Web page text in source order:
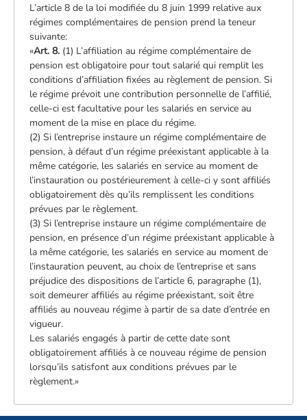
L’article 8 de la loi modifiée du 8 juin 1999 relative aux
régimes complémentaires de pension prend la teneur
suivante:
«Art. 8. (1) L’affiliation au régime complémentaire de
pension est obligatoire pour tout salarié qui remplit les
conditions d’affiliation fixées au règlement de pension. Si
le régime prévoit une contribution personnelle de l’affilié,
celle-ci est facultative pour les salariés en service au
moment de la mise en place du régime.
(2) Si l’entreprise instaure un régime complémentaire de
pension, à défaut d’un régime préexistant applicable à la
même catégorie, les salariés en service au moment de
l’instauration ou postérieurement à celle-ci y sont affiliés
obligatoirement dès qu’ils remplissent les conditions
prévues par le règlement.
(3) Si l’entreprise instaure un régime complémentaire de
pension, en présence d’un régime préexistant applicable à
la même catégorie, les salariés en service au moment de
l’instauration peuvent, au choix de l’entreprise et sans
préjudice des dispositions de l’article 6, paragraphe (1),
soit demeurer affiliés au régime préexistant, soit être
affiliés au nouveau régime à partir de sa date d’entrée en
vigueur.
Les salariés engagés à partir de cette date sont
obligatoirement affiliés à ce nouveau régime de pension
lorsqu’ils satisfont aux conditions prévues par le
règlement.»